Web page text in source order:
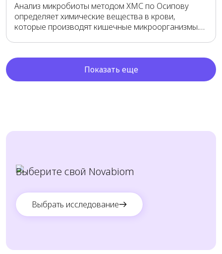
Анализ микробиоты методом ХМС по Осипову
определяет химические вещества в крови,
которые производят кишечные микроорганизмы.
инфекций, воспалительных процессов и
Показать еще
Выберите свой Novabiom
Выбрать исследование